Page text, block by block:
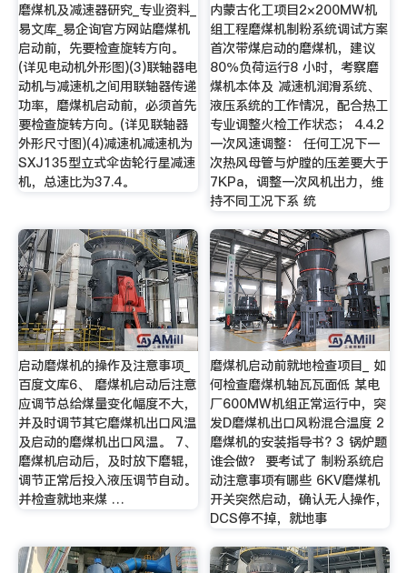
磨煤机及减速器研究_专业资料_
易文库_易企询官方网站磨煤机
启动前，先要检查旋转方向。
(详见电动机外形图)(3)联轴器电
动机与减速机之间用联轴器传递
功率，磨煤机启动前，必须首先
要检查旋转方向。(详见联轴器
外形尺寸图)(4)减速机减速机为
SXJ135型立式伞齿轮行星减速
机，总速比为37.4。
内蒙古化工项目2×200MW机
组工程磨煤机制粉系统调试方案
首次带煤启动的磨煤机，建议
80％负荷运行8 小时，考察磨
煤机本体及 减速机润滑系统、
液压系统的工作情况，配合热工
专业调整火检工作状态； 4.4.2
一次风速调整： 任何工况下一
次热风母管与炉膛的压差要大于
7KPa，调整一次风机出力，维
持不同工况下系 统
启动磨煤机的操作及注意事项_
百度文库6、 磨煤机启动后注意
应调节总给煤量变化幅度不大，
并及时调节其它磨煤机出口风温
及启动的磨煤机出口风温。 7、
磨煤机启动后，及时放下磨辊，
调节正常后投入液压调节自动。
并检查就地来煤 …
磨煤机启动前就地检查项目_ 如
何检查磨煤机轴瓦瓦面低 某电
厂600MW机组正常运行中，突
发D磨煤机出口风粉混合温度 2
磨煤机的安装指导书? 3 锅炉题
谁会做？ 要考试了 制粉系统启
动注意事项有哪些 6KV磨煤机
开关突然启动，确认无人操作，
DCS停不掉，就地事